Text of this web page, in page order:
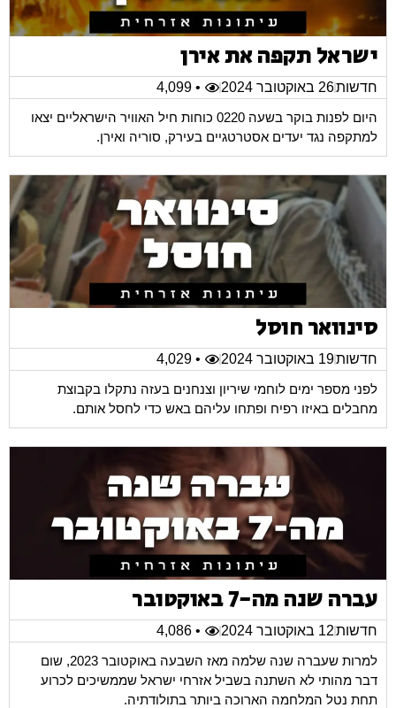
ישראל תקפה את אירן
חדשות26 באוקטובר 2024
• 4,099
היום לפנות בוקר בשעה 0220 כוחות חיל האוויר הישראליים יצאו
למתקפה נגד יעדים אסטרטגיים בעירק, סוריה ואירן.
סינוואר חוסל
חדשות19 באוקטובר 2024
• 4,029
לפני מספר ימים לוחמי שיריון וצנחנים בעזה נתקלו בקבוצת
מחבלים באיזו רפיח ופתחו עליהם באש כדי לחסל אותם.
עברה שנה מה-7 באוקטובר
חדשות12 באוקטובר 2024
• 4,086
למרות שעברה שנה שלמה מאז השבעה באוקטובר 2023, שום
דבר מהותי לא השתנה בשביל אזרחי ישראל שממשיכים לכרוע
תחת נטל המלחמה הארוכה ביותר בתולודתיה.